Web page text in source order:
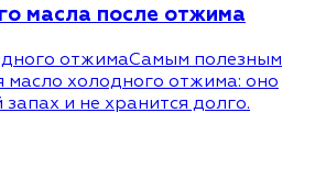
масла после отжима
отжимаСамым полезным
масло холодного отжима: оно
и не хранится долго.